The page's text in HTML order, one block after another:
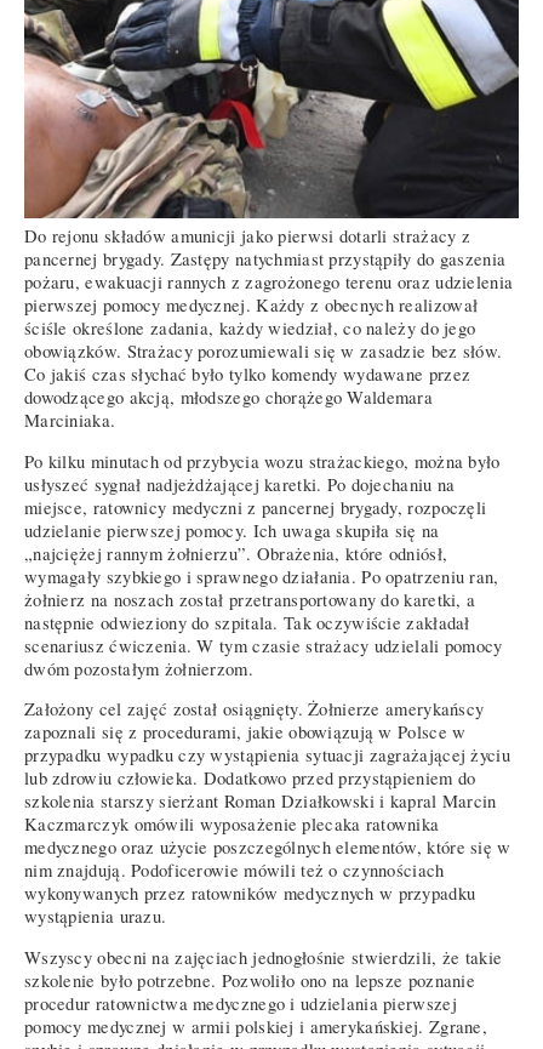
Do rejonu składów amunicji jako pierwsi dotarli strażacy z
pancernej brygady. Zastępy natychmiast przystąpiły do gaszenia
pożaru, ewakuacji rannych z zagrożonego terenu oraz udzielenia
pierwszej pomocy medycznej. Każdy z obecnych realizował
ściśle określone zadania, każdy wiedział, co należy do jego
obowiązków. Strażacy porozumiewali się w zasadzie bez słów.
Co jakiś czas słychać było tylko komendy wydawane przez
dowodzącego akcją, młodszego chorążego Waldemara
Marciniaka.
Po kilku minutach od przybycia wozu strażackiego, można było
usłyszeć sygnał nadjeżdżającej karetki. Po dojechaniu na
miejsce, ratownicy medyczni z pancernej brygady, rozpoczęli
udzielanie pierwszej pomocy. Ich uwaga skupiła się na
„najciężej rannym żołnierzu”. Obrażenia, które odniósł,
wymagały szybkiego i sprawnego działania. Po opatrzeniu ran,
żołnierz na noszach został przetransportowany do karetki, a
następnie odwieziony do szpitala. Tak oczywiście zakładał
scenariusz ćwiczenia. W tym czasie strażacy udzielali pomocy
dwóm pozostałym żołnierzom.
Założony cel zajęć został osiągnięty. Żołnierze amerykańscy
zapoznali się z procedurami, jakie obowiązują w Polsce w
przypadku wypadku czy wystąpienia sytuacji zagrażającej życiu
lub zdrowiu człowieka. Dodatkowo przed przystąpieniem do
szkolenia starszy sierżant Roman Działkowski i kapral Marcin
Kaczmarczyk omówili wyposażenie plecaka ratownika
medycznego oraz użycie poszczególnych elementów, które się w
nim znajdują. Podoficerowie mówili też o czynnościach
wykonywanych przez ratowników medycznych w przypadku
wystąpienia urazu.
Wszyscy obecni na zajęciach jednogłośnie stwierdzili, że takie
szkolenie było potrzebne. Pozwoliło ono na lepsze poznanie
procedur ratownictwa medycznego i udzielania pierwszej
pomocy medycznej w armii polskiej i amerykańskiej. Zgrane,